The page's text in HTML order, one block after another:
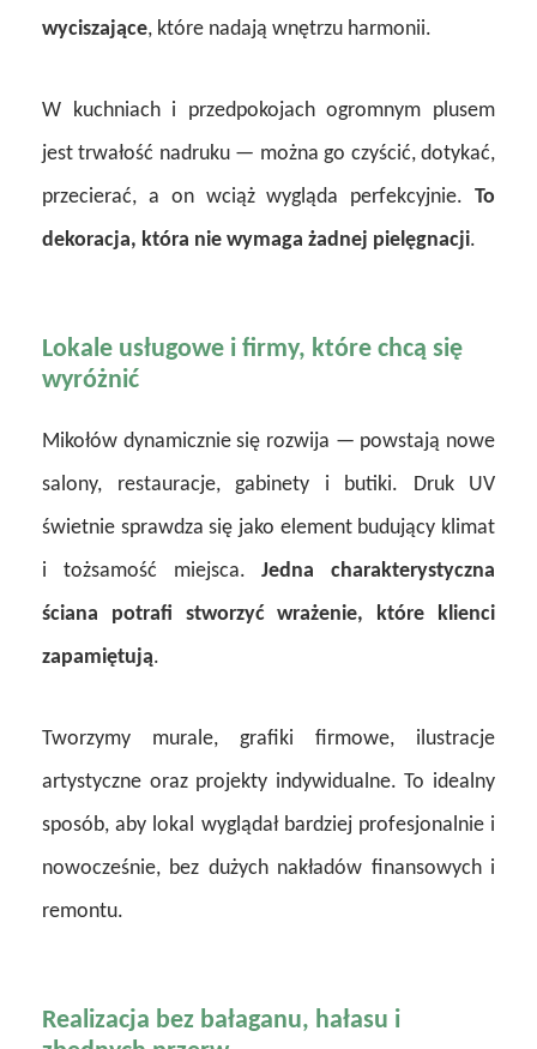
wyciszające, które nadają wnętrzu harmonii.
W kuchniach i przedpokojach ogromnym plusem
jest trwałość nadruku — można go czyścić, dotykać,
przecierać, a on wciąż wygląda perfekcyjnie. To
dekoracja, która nie wymaga żadnej pielęgnacji.
Lokale usługowe i firmy, które chcą się
wyróżnić
Mikołów dynamicznie się rozwija — powstają nowe
salony, restauracje, gabinety i butiki. Druk UV
świetnie sprawdza się jako element budujący klimat
i tożsamość miejsca.Jedna charakterystyczna
ściana potrafi stworzyć wrażenie, które klienci
zapamiętują.
Tworzymy murale, grafiki firmowe, ilustracje
artystyczne oraz projekty indywidualne. To idealny
sposób, aby lokal wyglądał bardziej profesjonalnie i
nowocześnie, bez dużych nakładów finansowych i
remontu.
Realizacja bez bałaganu, hałasu i